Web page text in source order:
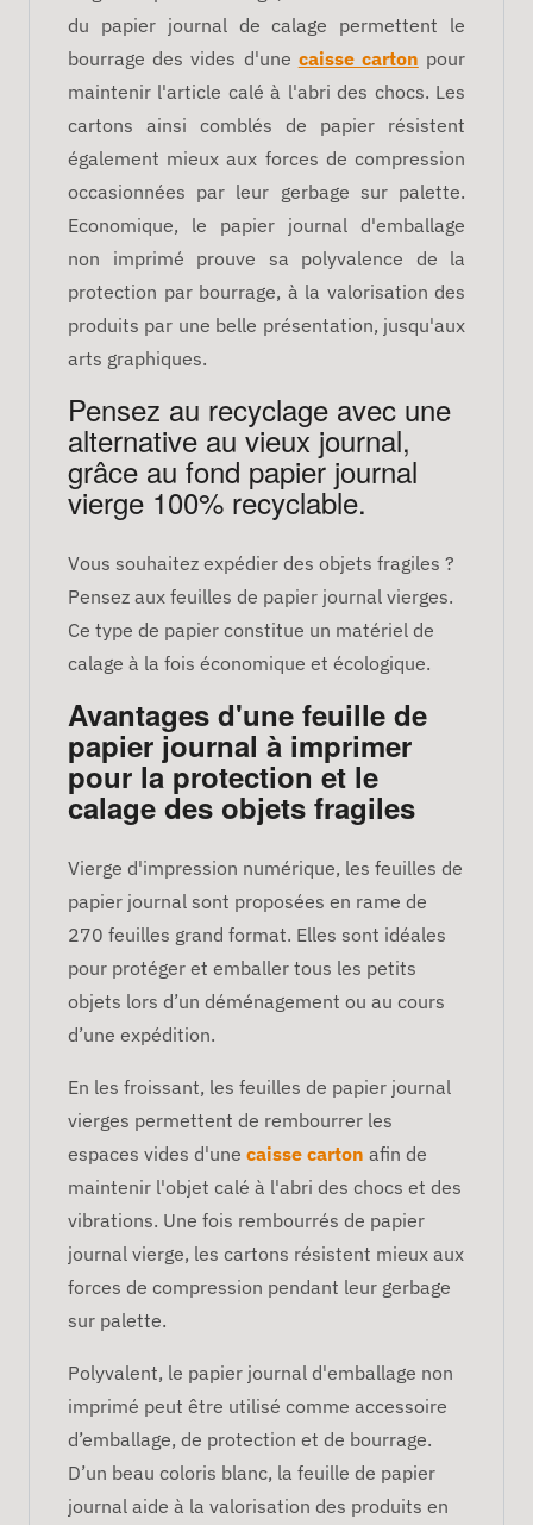
du papier journal de calage permettent le
bourrage des vides d'une caisse carton pour
maintenir l'article calé à l'abri des chocs. Les
cartons ainsi comblés de papier résistent
également mieux aux forces de compression
occasionnées par leur gerbage sur palette.
Economique, le papier journal d'emballage
non imprimé prouve sa polyvalence de la
protection par bourrage, à la valorisation des
produits par une belle présentation, jusqu'aux
arts graphiques.
Pensez au recyclage avec une
alternative au vieux journal,
grâce au fond papier journal
vierge 100% recyclable.
Vous souhaitez expédier des objets fragiles ?
Pensez aux feuilles de papier journal vierges.
Ce type de papier constitue un matériel de
calage à la fois économique et écologique.
Avantages d'une feuille de
papier journal à imprimer
pour la protection et le
calage des objets fragiles
Vierge d'impression numérique, les feuilles de
papier journal sont proposées en rame de
270 feuilles grand format. Elles sont idéales
pour protéger et emballer tous les petits
objets lors d’un déménagement ou au cours
d’une expédition.
En les froissant, les feuilles de papier journal
vierges permettent de rembourrer les
espaces vides d'une caisse carton afin de
maintenir l'objet calé à l'abri des chocs et des
vibrations. Une fois rembourrés de papier
journal vierge, les cartons résistent mieux aux
forces de compression pendant leur gerbage
sur palette.
Polyvalent, le papier journal d'emballage non
imprimé peut être utilisé comme accessoire
d’emballage, de protection et de bourrage.
D’un beau coloris blanc, la feuille de papier
journal aide à la valorisation des produits en